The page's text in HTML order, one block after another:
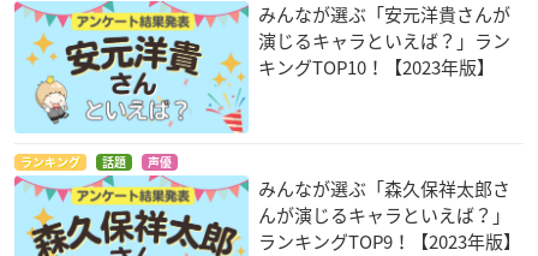
みんなが選ぶ「安元洋貴さんが
演じるキャラといえば？」ラン
キングTOP10！【2023年版】
ランキング 話題 声優
みんなが選ぶ「森久保祥太郎さ
んが演じるキャラといえば？」
ランキングTOP9！【2023年版】